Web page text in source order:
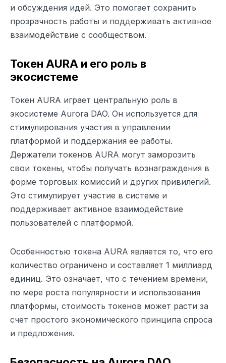
и обсуждения идей. Это помогает сохранить
прозрачность работы и поддерживать активное
взаимодействие с сообществом.
Токен AURA и его роль в
экосистеме
Токен AURA играет центральную роль в
экосистеме Aurora DAO. Он используется для
стимулирования участия в управлении
платформой и поддержания ее работы.
Держатели токенов AURA могут заморозить
свои токены, чтобы получать вознаграждения в
форме торговых комиссий и других привилегий.
Это стимулирует участие в системе и
поддерживает активное взаимодействие
пользователей с платформой.
Особенностью токена AURA является то, что его
количество ограничено и составляет 1 миллиард
единиц. Это означает, что с течением времени,
по мере роста популярности и использования
платформы, стоимость токенов может расти за
счет простого экономического принципа спроса
и предложения.